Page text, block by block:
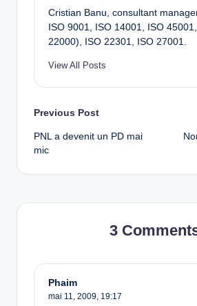
Cristian Banu, consultant
ISO 9001, ISO 14001, ISO
22000), ISO 22301, ISO 27001.
View All Posts
Post
navigation
Previous Post
PNL a devenit un PD mai
mic
3
Phaim
mai 11, 2009, 19:17